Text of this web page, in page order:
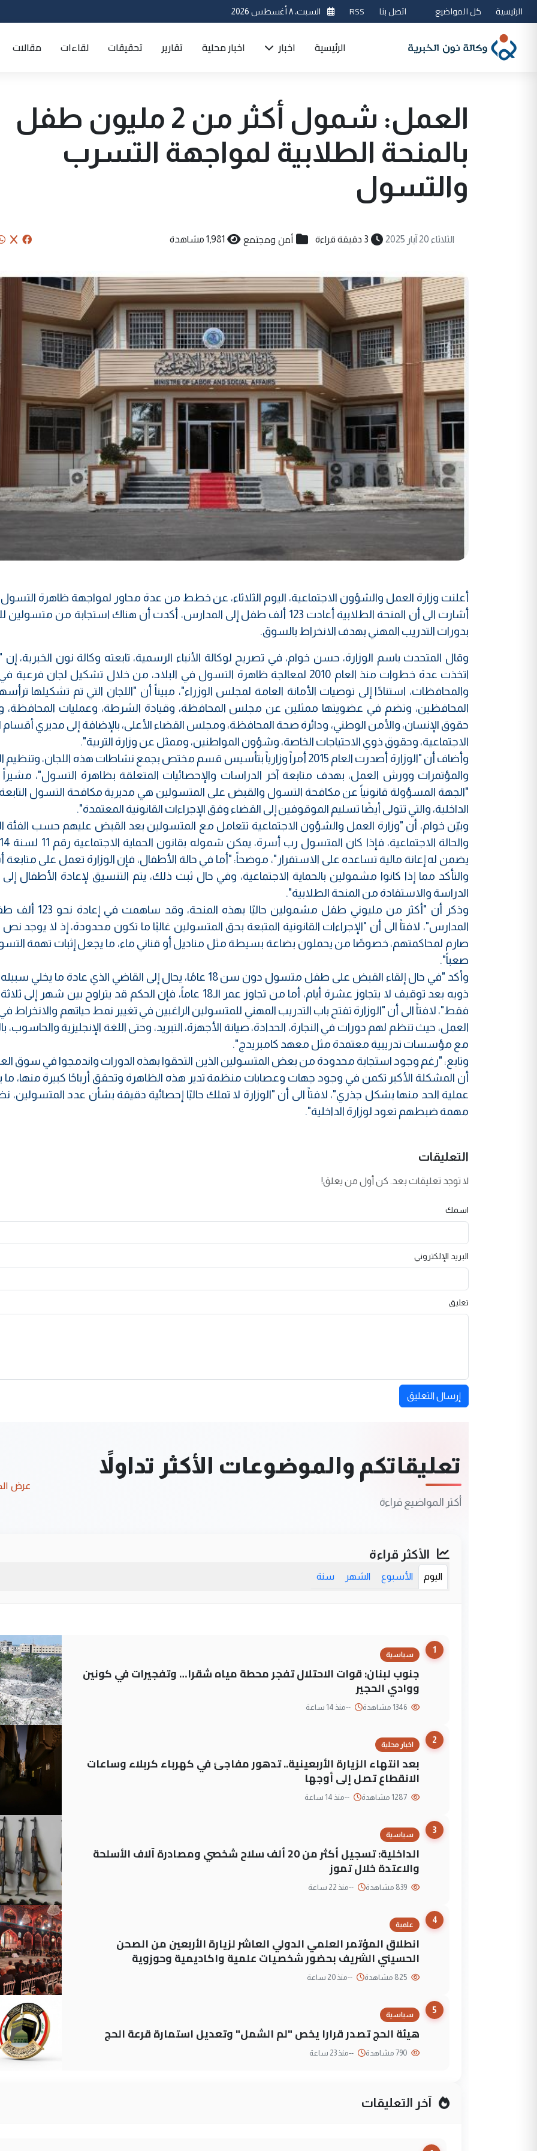
الرئيسية كل المواضيع اتصل بنا RSS السبت، ٨ أغسطس 2026
الرئيسية اخبار اخبار محلية تقارير تحقيقات لقاءات مقالات
العمل: شمول أكثر من 2 مليون طفل
بالمنحة الطلابية لمواجهة التسرب
والتسول
الثلاثاء 20 آيار 2025 3 دقيقة قراءة أمن ومجتمع 1,981 مشاهدة
أعلنت وزارة العمل والشؤون الاجتماعية، اليوم الثلاثاء، عن خطط من عدة محاور لمواجهة ظاهرة
أشارت الى أن المنحة الطلابية أعادت 123 ألف طفل إلى المدارس، أكدت أن هناك استجابة من
بدورات التدريب المهني بهدف الانخراط بالسوق.
وقال المتحدث باسم الوزارة، حسن خوام، في تصريح لوكالة الأنباء الرسمية، تابعته وكالة نون الخبرية، إن
اتخذت عدة خطوات منذ العام 2010 لمعالجة ظاهرة التسول في البلاد، من خلال تشكيل لجان
والمحافظات، استنادًا إلى توصيات الأمانة العامة لمجلس الوزراء"، مبيناً أن "اللجان التي تم تشكيلها
المحافظين، وتضم في عضويتها ممثلين عن مجلس المحافظة، وقيادة الشرطة، وعمليات المحافظة،
حقوق الإنسان، والأمن الوطني، ودائرة صحة المحافظة، ومجلس القضاء الأعلى، بالإضافة إلى مديري أقسام
الاجتماعية، وحقوق ذوي الاحتياجات الخاصة، وشؤون المواطنين، وممثل عن وزارة التربية".
وأضاف أن "الوزارة أصدرت العام 2015 أمراً وزارياً بتأسيس قسم مختص بجمع نشاطات هذه اللجان،
والمؤتمرات وورش العمل، بهدف متابعة آخر الدراسات والإحصائيات المتعلقة بظاهرة التسول"، مشيراً
"الجهة المسؤولة قانونياً عن مكافحة التسول والقبض على المتسولين هي مديرية مكافحة التسول التابعة
الداخلية، والتي تتولى أيضًا تسليم الموقوفين إلى القضاء وفق الإجراءات القانونية المعتمدة".
وبيّن خوام، أن "وزارة العمل والشؤون الاجتماعية تتعامل مع المتسولين بعد القبض عليهم حسب الفئة
يضمن له إعانة مالية تساعده على الاستقرار"، موضحاً: "أما في حالة الأطفال، فإن الوزارة تعمل على
والتأكد مما إذا كانوا مشمولين بالحماية الاجتماعية، وفي حال ثبت ذلك، يتم التنسيق لإعادة الأطفال
الدراسة والاستفادة من المنحة الطلابية".
وذكر أن "أكثر من مليوني طفل مشمولين حاليًا
المدارس"، لافتاً الى أن "الإجراءات القانونية المتبعة بحق المتسولين غالبًا ما تكون محدودة، إذ لا يوجد نص
صارم لمحاكمتهم، خصوصًا من يحملون بضاعة بسيطة مثل مناديل أو قناني ماء، ما يجعل إثبات تهمة
صعباً".
وأكد "في حال إلقاء القبض على طفل متسول دون سن 18 عامًا، يحال إلى القاضي الذي عادة ما
ذويه بعد توقيف لا يتجاوز عشرة أيام، أما من تجاوز عمر الـ18 عاماً، فإن الحكم قد يتراوح بين
فقط"، لافتاً الى أن "الوزارة تفتح باب التدريب المهني للمتسولين الراغبين في تغيير نمط حياتهم
العمل، حيث تنظم لهم دورات في النجارة، الحدادة، صيانة الأجهزة، التبريد، وحتى اللغة الإنجليزية والحاسوب،
مع مؤسسات تدريبية معتمدة مثل معهد كامبريدج".
وتابع: "رغم وجود استجابة محدودة من بعض المتسولين الذين التحقوا بهذه الدورات واندمجوا في سوق
أن المشكلة الأكبر تكمن في وجود جهات وعصابات منظمة تدير هذه الظاهرة وتحقق أرباحًا كبيرة منها،
عملية الحد منها بشكل جذري"، لافتاً الى أن "الوزارة لا تملك حاليًا إحصائية دقيقة بشأن عدد المتسولين،
مهمة ضبطهم تعود لوزارة الداخلية".
التعليقات
لا توجد تعليقات بعد. كن أول من يعلق!
اسمك
البريد الإلكتروني
تعليق
إرسال التعليق
تعليقاتكم والموضوعات الأكثر تداولاً
أكثر المواضيع قراءة
عرض
الأكثر قراءة
اليوم الأسبوع الشهر سنة
1
سياسية
جنوب لبنان: قوات الاحتلال تفجر محطة مياه شقرا… وتفجيرات في كونين
ووادي الحجير
--منذ 14 ساعة
2
اخبار محلية
بعد انتهاء الزيارة الأربعينية.. تدهور مفاجئ في كهرباء كربلاء وساعات
الانقطاع تصل إلى أوجها
--منذ 14 ساعة
3
سياسية
الداخلية: تسجيل أكثر من 20 ألف سلاح شخصي ومصادرة آلاف الأسلحة
والاعتدة خلال تموز
--منذ 22 ساعة
4
علمية
انطلاق المؤتمر العلمي الدولي العاشر لزيارة الأربعين من الصحن
الحسيني الشريف بحضور شخصيات علمية واكاديمية وحوزوية
--منذ 20 ساعة
5
سياسية
هيئة الحج تصدر قرارا يخص "لم الشمل" وتعديل استمارة قرعة الحج
--منذ 23 ساعة
آخر التعليقات